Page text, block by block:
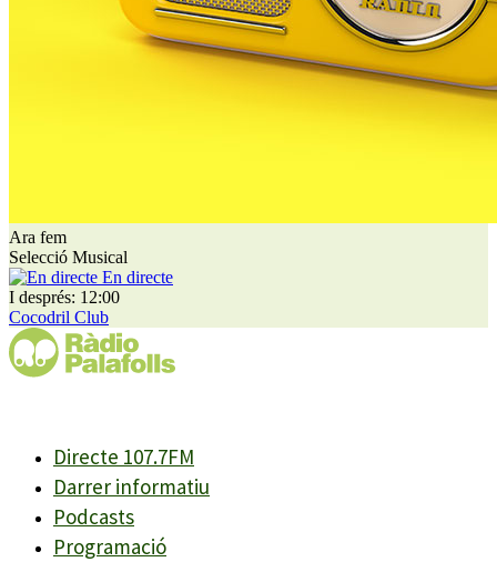
Ara fem
Selecció Musical
En directe
I després: 12:00
Cocodril Club
Directe 107.7FM
Darrer informatiu
Podcasts
Programació